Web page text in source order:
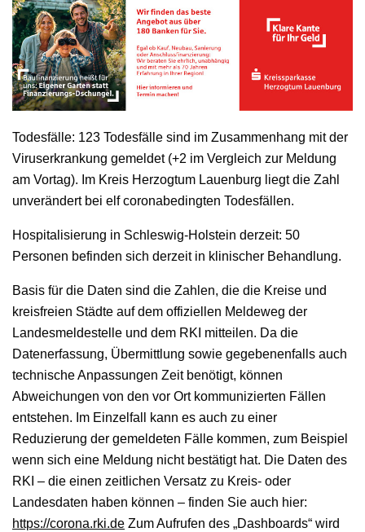
Todesfälle: 123 Todesfälle sind im Zusammenhang mit der
Viruserkrankung gemeldet (+2 im Vergleich zur Meldung
am Vortag). Im Kreis Herzogtum Lauenburg liegt die Zahl
unverändert bei elf coronabedingten Todesfällen.
Hospitalisierung in Schleswig-Holstein derzeit: 50
Personen befinden sich derzeit in klinischer Behandlung.
Basis für die Daten sind die Zahlen, die die Kreise und
kreisfreien Städte auf dem offiziellen Meldeweg der
Landesmeldestelle und dem RKI mitteilen. Da die
Datenerfassung, Übermittlung sowie gegebenenfalls auch
technische Anpassungen Zeit benötigt, können
Abweichungen von den vor Ort kommunizierten Fällen
entstehen. Im Einzelfall kann es auch zu einer
Reduzierung der gemeldeten Fälle kommen, zum Beispiel
wenn sich eine Meldung nicht bestätigt hat. Die Daten des
RKI – die einen zeitlichen Versatz zu Kreis- oder
Landesdaten haben können – finden Sie auch hier:
https://corona.rki.de Zum Aufrufen des „Dashboards“ wird